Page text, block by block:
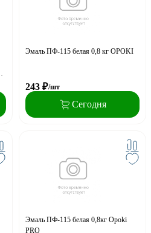
Эмаль ПФ-115 белая 0,8 кг OPOKI
243 ₽/шт
Сегодня
Эмаль ПФ-115 белая 0,8кг Opoki
PRO